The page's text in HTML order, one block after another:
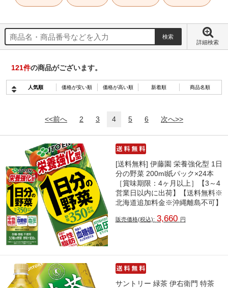
詳細検索
121件の商品がございます。
人気順 価格が安い順 価格が高い順 新着順 商品名順
<<前へ 2 3 4 5 6 次へ>>
[送料無料] 伊藤園 栄養強化型 1日
分の野菜 200ml紙パック×24本
［賞味期限：4ヶ月以上］【3～4
営業日以内に出荷】【送料無料※
北海道追加料金※沖縄離島不可】
販売価格(税込): 3,660 円
サントリー 緑茶 伊右衛門 特茶